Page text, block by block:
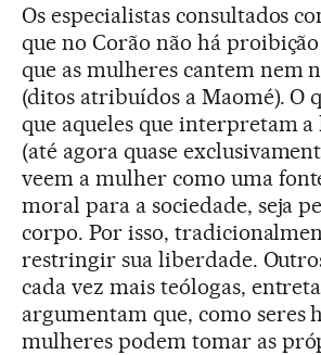
Os especialistas consultados
que no Corão não há
que as mulheres cantem nem
(ditos atribuídos a Maomé). O
que aqueles que interpretam
(até agora quase
veem a mulher como uma
moral para a sociedade, seja
corpo. Por isso,
restringir sua liberdade.
cada vez mais teólogas,
argumentam que, como seres
mulheres podem tomar as